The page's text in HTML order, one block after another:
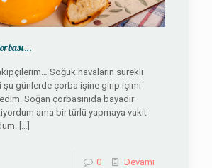
Soğuk havaların sürekli
şu günlerde çorba işine girip içimi
Soğan çorbasınıda bayadır
ama bir türlü yapmaya vakit
[…]
0 Devamı